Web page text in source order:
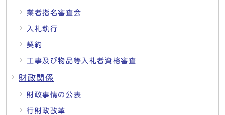
業者指名審査会
入札執行
契約
工事及び物品等入札者資格審査
財政関係
財政事情の公表
行財政改革